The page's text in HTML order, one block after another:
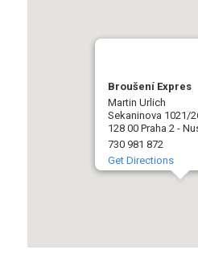
Broušení Expres
Martin Urlich
Sekaninova 1021/
128 00 Praha 2 -
730 981 872
Get Directions